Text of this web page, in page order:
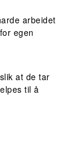
arbeidet
egen
at de tar
til å